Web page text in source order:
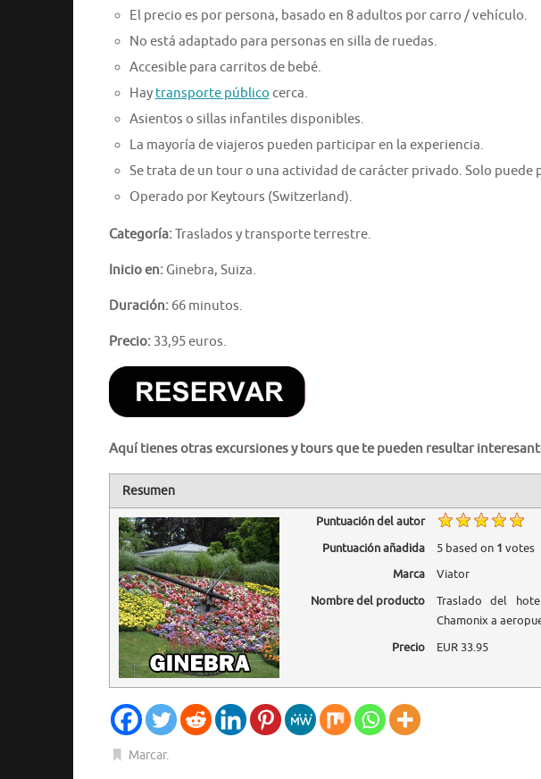
El precio es por persona, basado en 8 adultos por carro / vehículo.
No está adaptado para personas en silla de ruedas.
Accesible para carritos de bebé.
Hay transporte público cerca.
Asientos o sillas infantiles disponibles.
La mayoría de viajeros pueden participar en la experiencia.
Se trata de un tour o una actividad de carácter privado. Solo puede
Operado por Keytours (Switzerland).
Categoría:Traslados y transporte terrestre.
Inicio en: Ginebra, Suiza.
Duración: 66 minutos.
Precio: 33,95 euros.
Aquí tienes otras excursiones y tours que te pueden resultar
Resumen
Puntuación del autor
Puntuación añadida
5based on 1 votes
Marca
Viator
Nombre del producto
Traslado del
Chamonix a
Precio
EUR33.95
Marcar.